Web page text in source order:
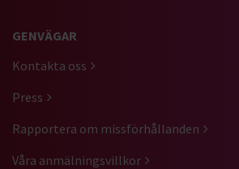
GENVÄGAR
Kontakta oss
Press
Rapportera om missförhållanden
Våra anmälningsvillkor